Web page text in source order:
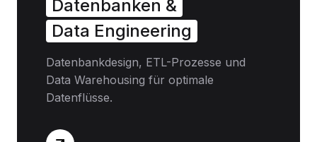
Datenbanken &
Data Engineering
Datenbankdesign, ETL-Prozesse und
Data Warehousing für optimale
Datenflüsse.